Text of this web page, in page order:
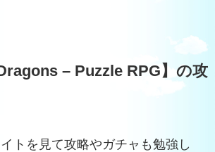
– Puzzle RPG】の攻
トを見て攻略やガチャも勉強し